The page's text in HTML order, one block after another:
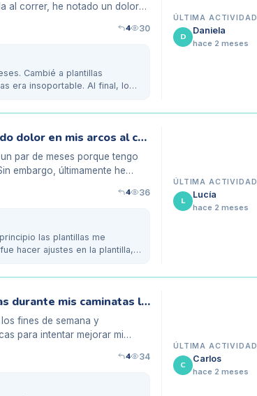
al correr, he notado un dolor
4 30
Cambié a plantillas
era insoportable. Al final, lo
ÚLTIMA ACTIVIDAD
D
Daniela
hace 2 meses
Mis plantillas biomecánicas están causando dolor en mis arcos al caminar
par de meses porque tengo
embargo, últimamente he
4 36
las plantillas me
hacer ajustes en la plantilla, a
ÚLTIMA ACTIVIDAD
L
Lucía
hace 2 meses
Mis plantillas biomecánicas son incómodas durante mis caminatas largas
fines de semana y
para intentar mejorar mi
4 34
ÚLTIMA ACTIVIDAD
C
Carlos
hace 2 meses